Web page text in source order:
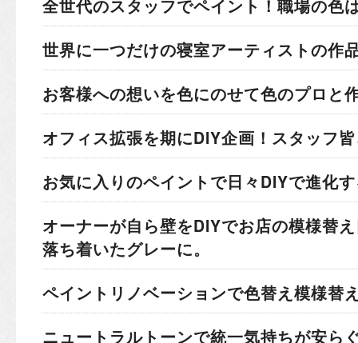
全世代のスタッフでペイント！ 職場の色
世界に一つだけの寝室アーティストの作
お客様への想いを色にのせて色のプロと
オフィス拡張を期にDIY企画！ スタッフ
お気に入りのペイントで日々DIYで進化
オーナーが自ら壁をDIYでお店の模様替え
落ち着いたグレーに。
ペイントリノベーションで色替え模様替
ニュートラルトーンで統一気持ちが安ら